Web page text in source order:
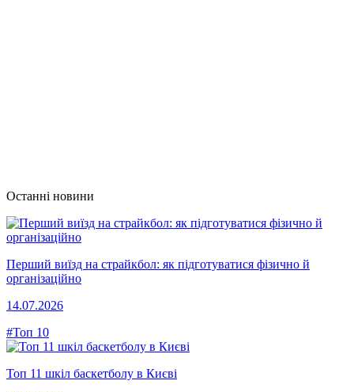
Останні новини
Перший виїзд на страйкбол: як підготуватися фізично й
організаційно
14.07.2026
#Топ 10
Топ 11 шкіл баскетболу в Києві